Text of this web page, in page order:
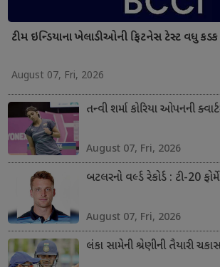
ટીમ ઇન્ડિયાના ખેલાડીઓની ફિટનેસ ટેસ્ટ વધુ
August 07, Fri, 2026
તન્વી શર્મા કોરિયા ઓપનની
August 07, Fri, 2026
બટલરનો વર્લ્ડ રેકોર્ડ : ટી-20
August 07, Fri, 2026
લંકા સામેની શ્રેણીની તૈયારી